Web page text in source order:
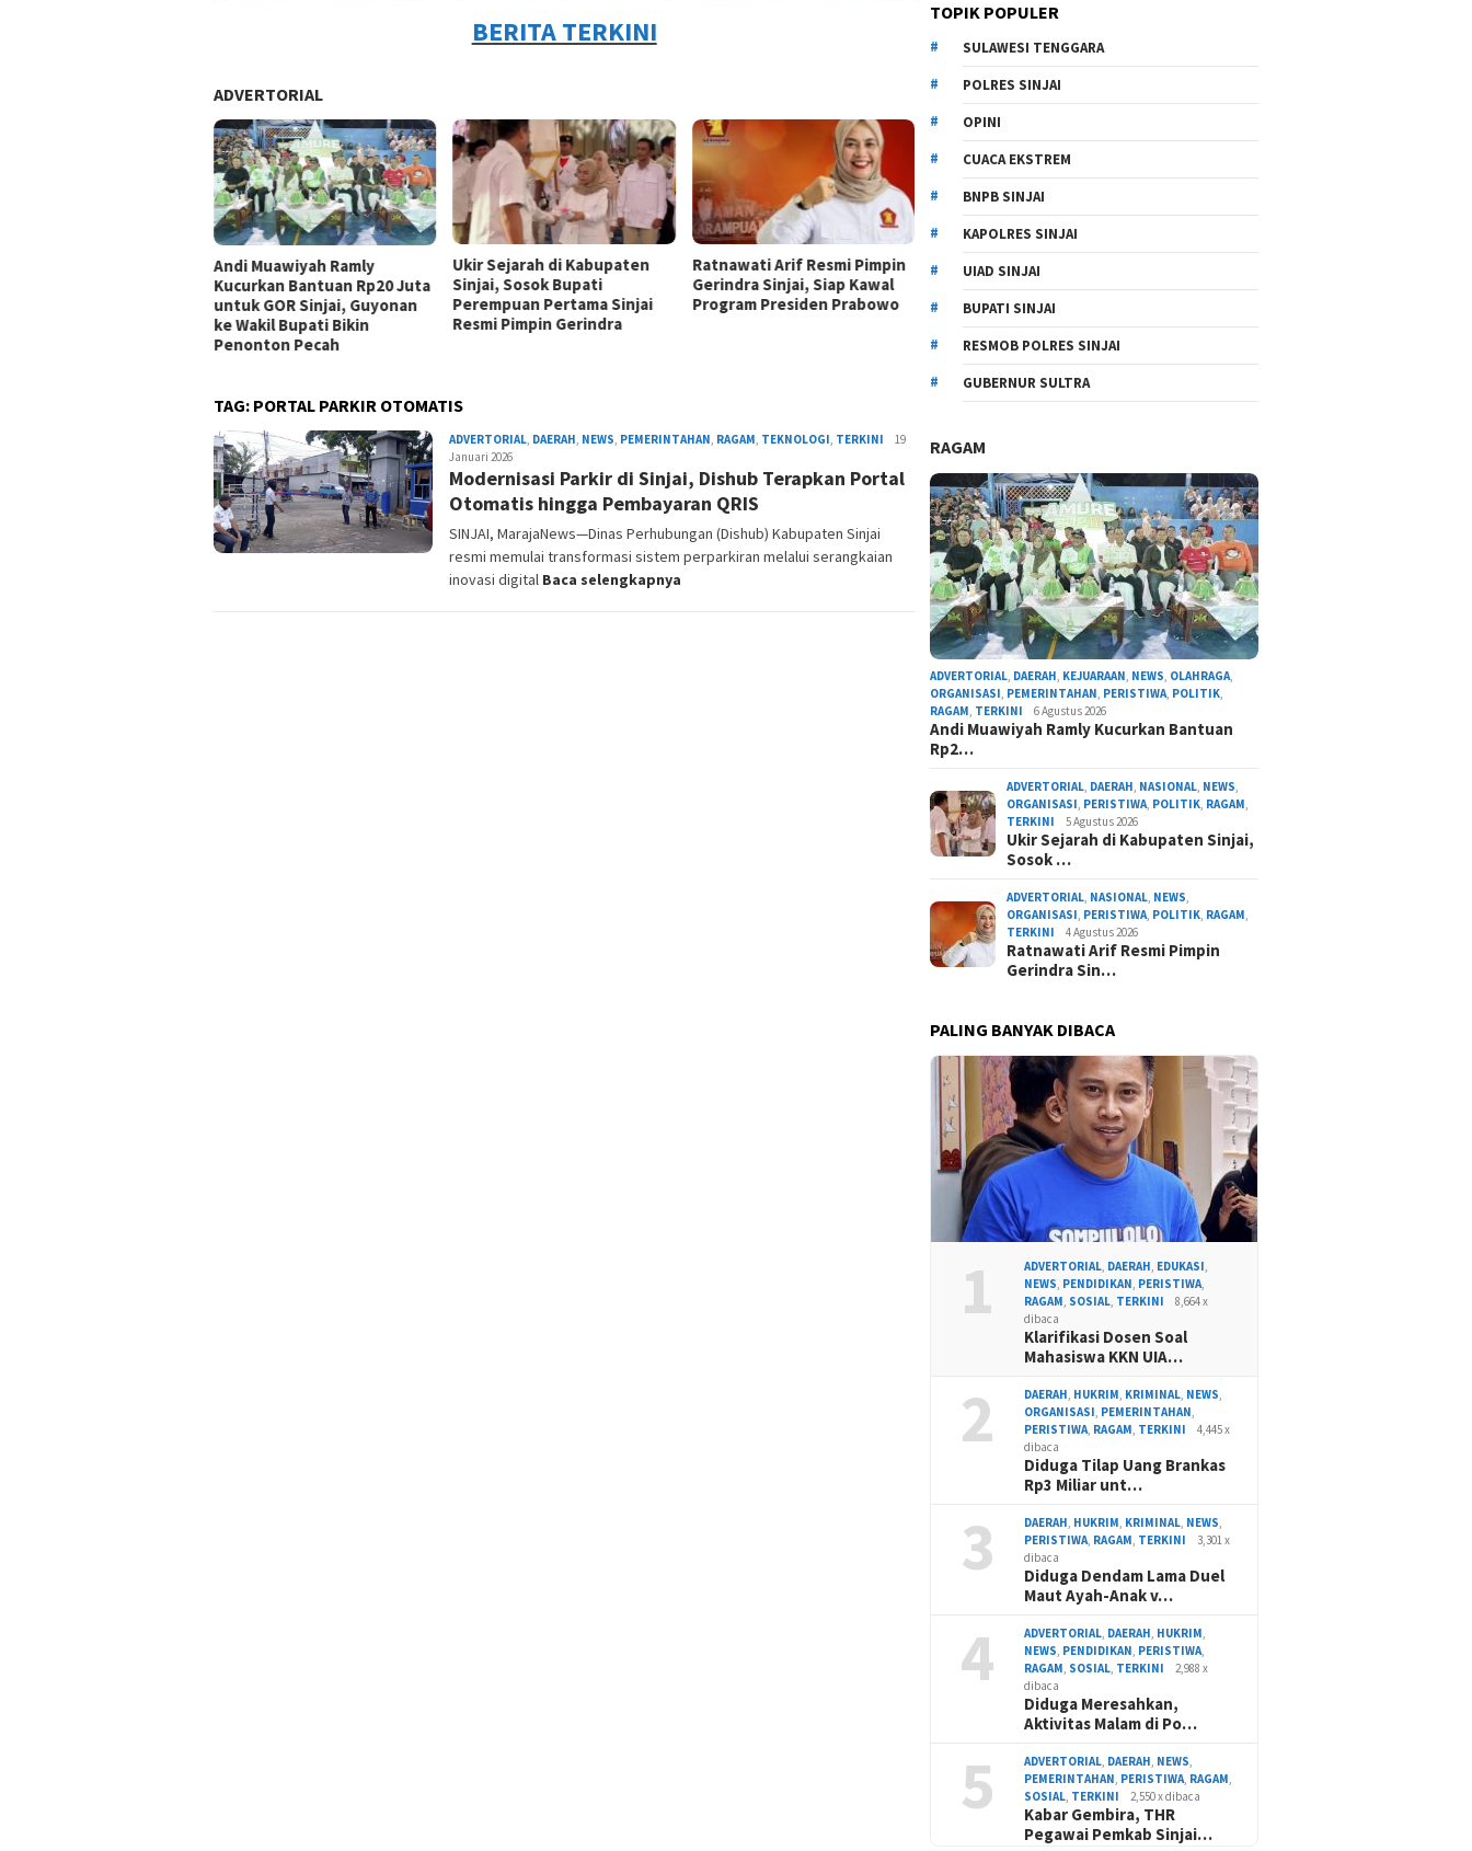
BERITA TERKINI
ADVERTORIAL
Andi Muawiyah Ramly
Kucurkan Bantuan Rp20 Juta
untuk GOR Sinjai, Guyonan
ke Wakil Bupati Bikin
Penonton Pecah
Ukir Sejarah di Kabupaten
Sinjai, Sosok Bupati
Perempuan Pertama Sinjai
Resmi Pimpin Gerindra
Ratnawati Arif Resmi Pimpin
Gerindra Sinjai, Siap Kawal
Program Presiden Prabowo
TAG: PORTAL PARKIR OTOMATIS
ADVERTORIAL, DAERAH, NEWS, PEMERINTAHAN, RAGAM, TEKNOLOGI, TERKINI Admin
19
Januari 2026
Modernisasi Parkir di Sinjai, Dishub Terapkan Portal
Otomatis hingga Pembayaran QRIS
SINJAI, MarajaNews—Dinas Perhubungan (Dishub) Kabupaten Sinjai
resmi memulai transformasi sistem perparkiran melalui serangkaian
inovasi digital Baca selengkapnya
TOPIK POPULER
SULAWESI TENGGARA
POLRES SINJAI
OPINI
CUACA EKSTREM
BNPB SINJAI
KAPOLRES SINJAI
UIAD SINJAI
BUPATI SINJAI
RESMOB POLRES SINJAI
GUBERNUR SULTRA
RAGAM
ADVERTORIAL DAERAH KEJUARAAN NEWS OLAHRAGA
ORGANISASI PEMERINTAHAN PERISTIWA POLITIK
RAGAM TERKINI 6 Agustus 2026
Andi Muawiyah Ramly Kucurkan Bantuan
Rp2…
ADVERTORIAL DAERAH NASIONAL NEWS
ORGANISASI PERISTIWA POLITIK RAGAM
TERKINI
5 Agustus 2026
Ukir Sejarah di Kabupaten Sinjai,
Sosok …
ADVERTORIAL NASIONAL NEWS
ORGANISASI PERISTIWA POLITIK RAGAM
TERKINI
4 Agustus 2026
Ratnawati Arif Resmi Pimpin
Gerindra Sin…
PALING BANYAK DIBACA
1 ADVERTORIAL DAERAH EDUKASI
NEWS PENDIDIKAN PERISTIWA
RAGAM SOSIAL TERKINI
8,664 x
dibaca
Klarifikasi Dosen Soal
Mahasiswa KKN UIA…
2 DAERAH HUKRIM KRIMINAL NEWS
ORGANISASI PEMERINTAHAN
PERISTIWA RAGAM TERKINI
4,445 x
dibaca
Diduga Tilap Uang Brankas
Rp3 Miliar unt…
3 DAERAH HUKRIM KRIMINAL NEWS
PERISTIWA RAGAM TERKINI
3,301 x
dibaca
Diduga Dendam Lama Duel
Maut Ayah-Anak v…
4 ADVERTORIAL DAERAH HUKRIM
NEWS PENDIDIKAN PERISTIWA
RAGAM SOSIAL TERKINI
2,988 x
dibaca
Diduga Meresahkan,
Aktivitas Malam di Po…
5 ADVERTORIAL DAERAH NEWS
PEMERINTAHAN PERISTIWA RAGAM
SOSIAL TERKINI 2,550 x dibaca
Kabar Gembira, THR
Pegawai Pemkab Sinjai…